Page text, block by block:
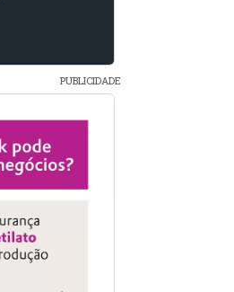
PUBLICIDADE